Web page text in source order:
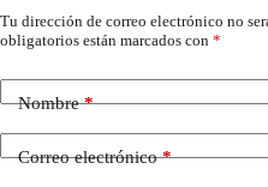
Tu dirección de correo electrónico no
obligatorios están marcados con *
Nombre*
Correo electrónico*